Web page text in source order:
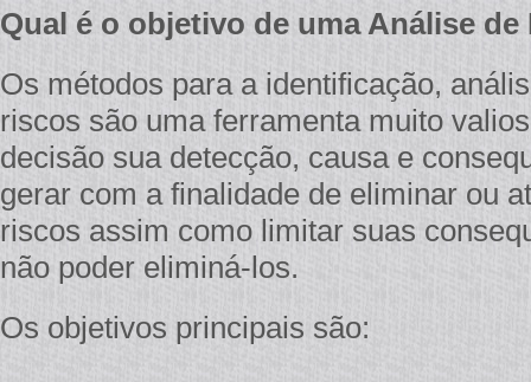
Qual é o objetivo de uma Análise de
Os métodos para a identificação,
riscos são uma ferramenta muito
decisão sua detecção, causa e
gerar com a finalidade de eliminar ou
riscos assim como limitar suas
não poder eliminá-los.
Os objetivos principais são: